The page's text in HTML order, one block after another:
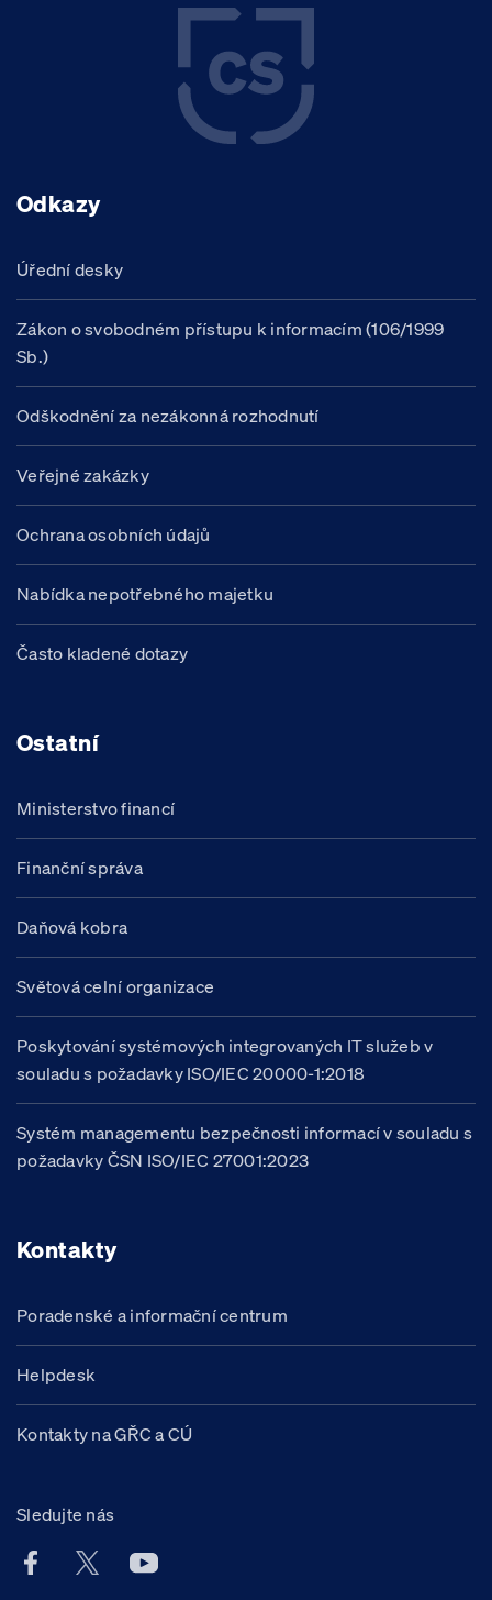
Odkazy
Úřední desky
Zákon o svobodném přístupu k informacím (106/1999
Sb.)
Odškodnění za nezákonná rozhodnutí
Veřejné zakázky
Ochrana osobních údajů
Nabídka nepotřebného majetku
Často kladené dotazy
Ostatní
Ministerstvo financí
Finanční správa
Daňová kobra
Světová celní organizace
Poskytování systémových integrovaných IT služeb v
souladu s požadavky ISO/IEC 20000-1:2018
Systém managementu bezpečnosti informací v souladu s
požadavky ČSN ISO/IEC 27001:2023
Kontakty
Poradenské a informační centrum
Helpdesk
Kontakty na GŘC a CÚ
Sledujte nás
Facebook účet Celní správy ČR
X účet Celní správy ČR
Youtube účet Celní správy ČR